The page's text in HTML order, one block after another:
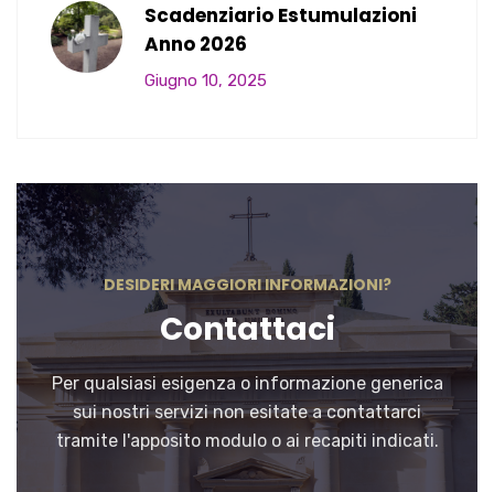
Scadenziario Estumulazioni
Anno 2026
Giugno 10, 2025
DESIDERI MAGGIORI INFORMAZIONI?
Contattaci
Per qualsiasi esigenza o informazione generica
sui nostri servizi non esitate a contattarci
tramite l'apposito modulo o ai recapiti indicati.